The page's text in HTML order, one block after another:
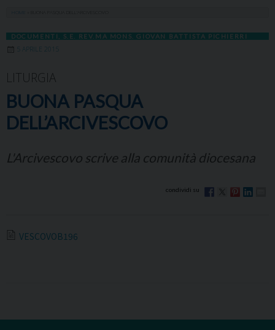
DOCUMENTI S.E. REV.MA MONS. GIOVAN BATTISTA PICHIERRI
5 APRILE 2015
LITURGIA
BUONA PASQUA
DELL’ARCIVESCOVO
L'Arcivescovo scrive alla comunità diocesana
VESCOVOB196